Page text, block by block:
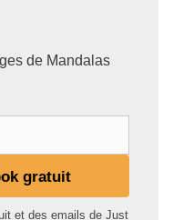
de Mandalas
gratuit
et des emails de Just